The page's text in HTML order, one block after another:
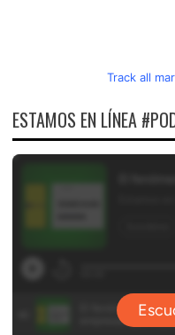
Track all
ESTAMOS EN LÍNEA